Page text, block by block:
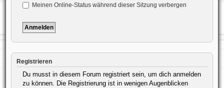
Meinen Online-Status während dieser Sitzung verbergen
Registrieren
Du musst in diesem Forum registriert sein, um dich anmelden
zu können. Die Registrierung ist in wenigen Augenblicken